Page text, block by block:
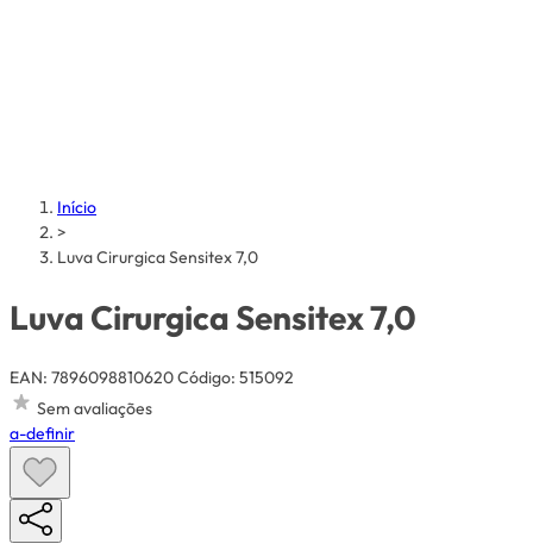
Início
>
Luva Cirurgica Sensitex 7,0
Luva Cirurgica Sensitex 7,0
EAN: 7896098810620Código: 515092
Sem avaliações
a-definir